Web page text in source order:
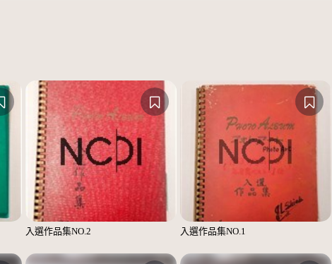
入選作品集NO.2 入選作品集NO.1